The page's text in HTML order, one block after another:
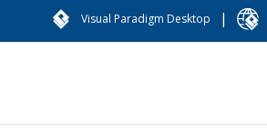
Visual Paradigm Desktop |